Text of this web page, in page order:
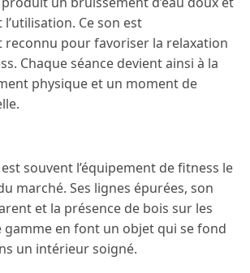
Ce son est
pour favoriser la relaxation
Chaque séance devient ainsi à la
physique et un moment de
souvent l’équipement de fitness le
marché. Ses lignes épurées, son
et la présence de bois sur les
gamme en font un objet qui se fond
un intérieur soigné.